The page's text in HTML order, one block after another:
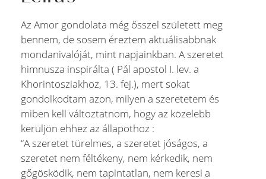
Az Amor gondolata még ősszel született meg
bennem, de sosem éreztem aktuálisabbnak
mondanivalóját, mint napjainkban. A szeretet
himnusza inspirálta ( Pál apostol I. lev. a
Khorintosziakhoz, 13. fej.), mert sokat
gondolkodtam azon, milyen a szeretetem és
miben kell változtatnom, hogy az közelebb
kerüljön ehhez az állapothoz :
“A szeretet türelmes, a szeretet jóságos, a
szeretet nem féltékeny, nem kérkedik, nem
gőgösködik, nem tapintatlan, nem keresi a